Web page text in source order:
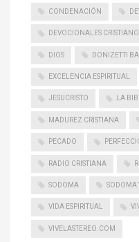
CONDENACIÓN
DEVOCIONALES
DIOS DONIZETTI
EXCELENCIA ESPIRITUAL
JESUCRISTO LA
MADUREZ CRISTIANA
PECADO
RADIO CRISTIANA
SODOMA SODOMA
VIDA ESPIRITUAL
VIVELASTEREO.COM